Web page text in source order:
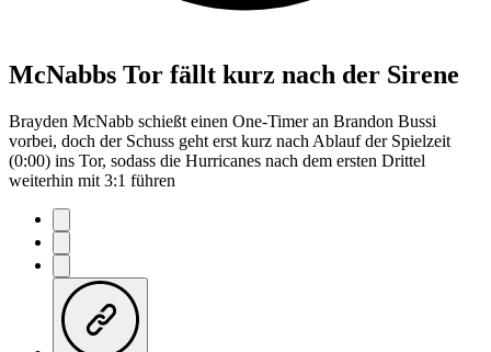
McNabbs Tor fällt kurz nach der Sirene
Brayden McNabb schießt einen One-Timer an Brandon Bussi
vorbei, doch der Schuss geht erst kurz nach Ablauf der Spielzeit
(0:00) ins Tor, sodass die Hurricanes nach dem ersten Drittel
weiterhin mit 3:1 führen